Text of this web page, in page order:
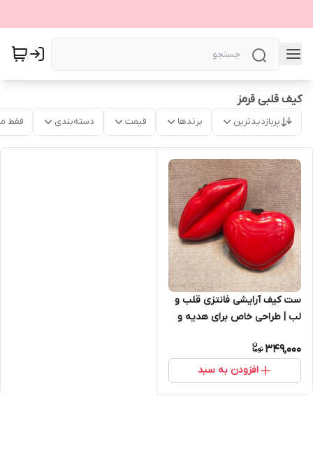
کیف قلبی قرمز
پربازدیدترین برندها قیمت دسته‌بندی فقط
ست کیف آرایشی فانتزی قلب و
لب | طراحی خاص برای هدیه و
349,000
افزودن به سبد